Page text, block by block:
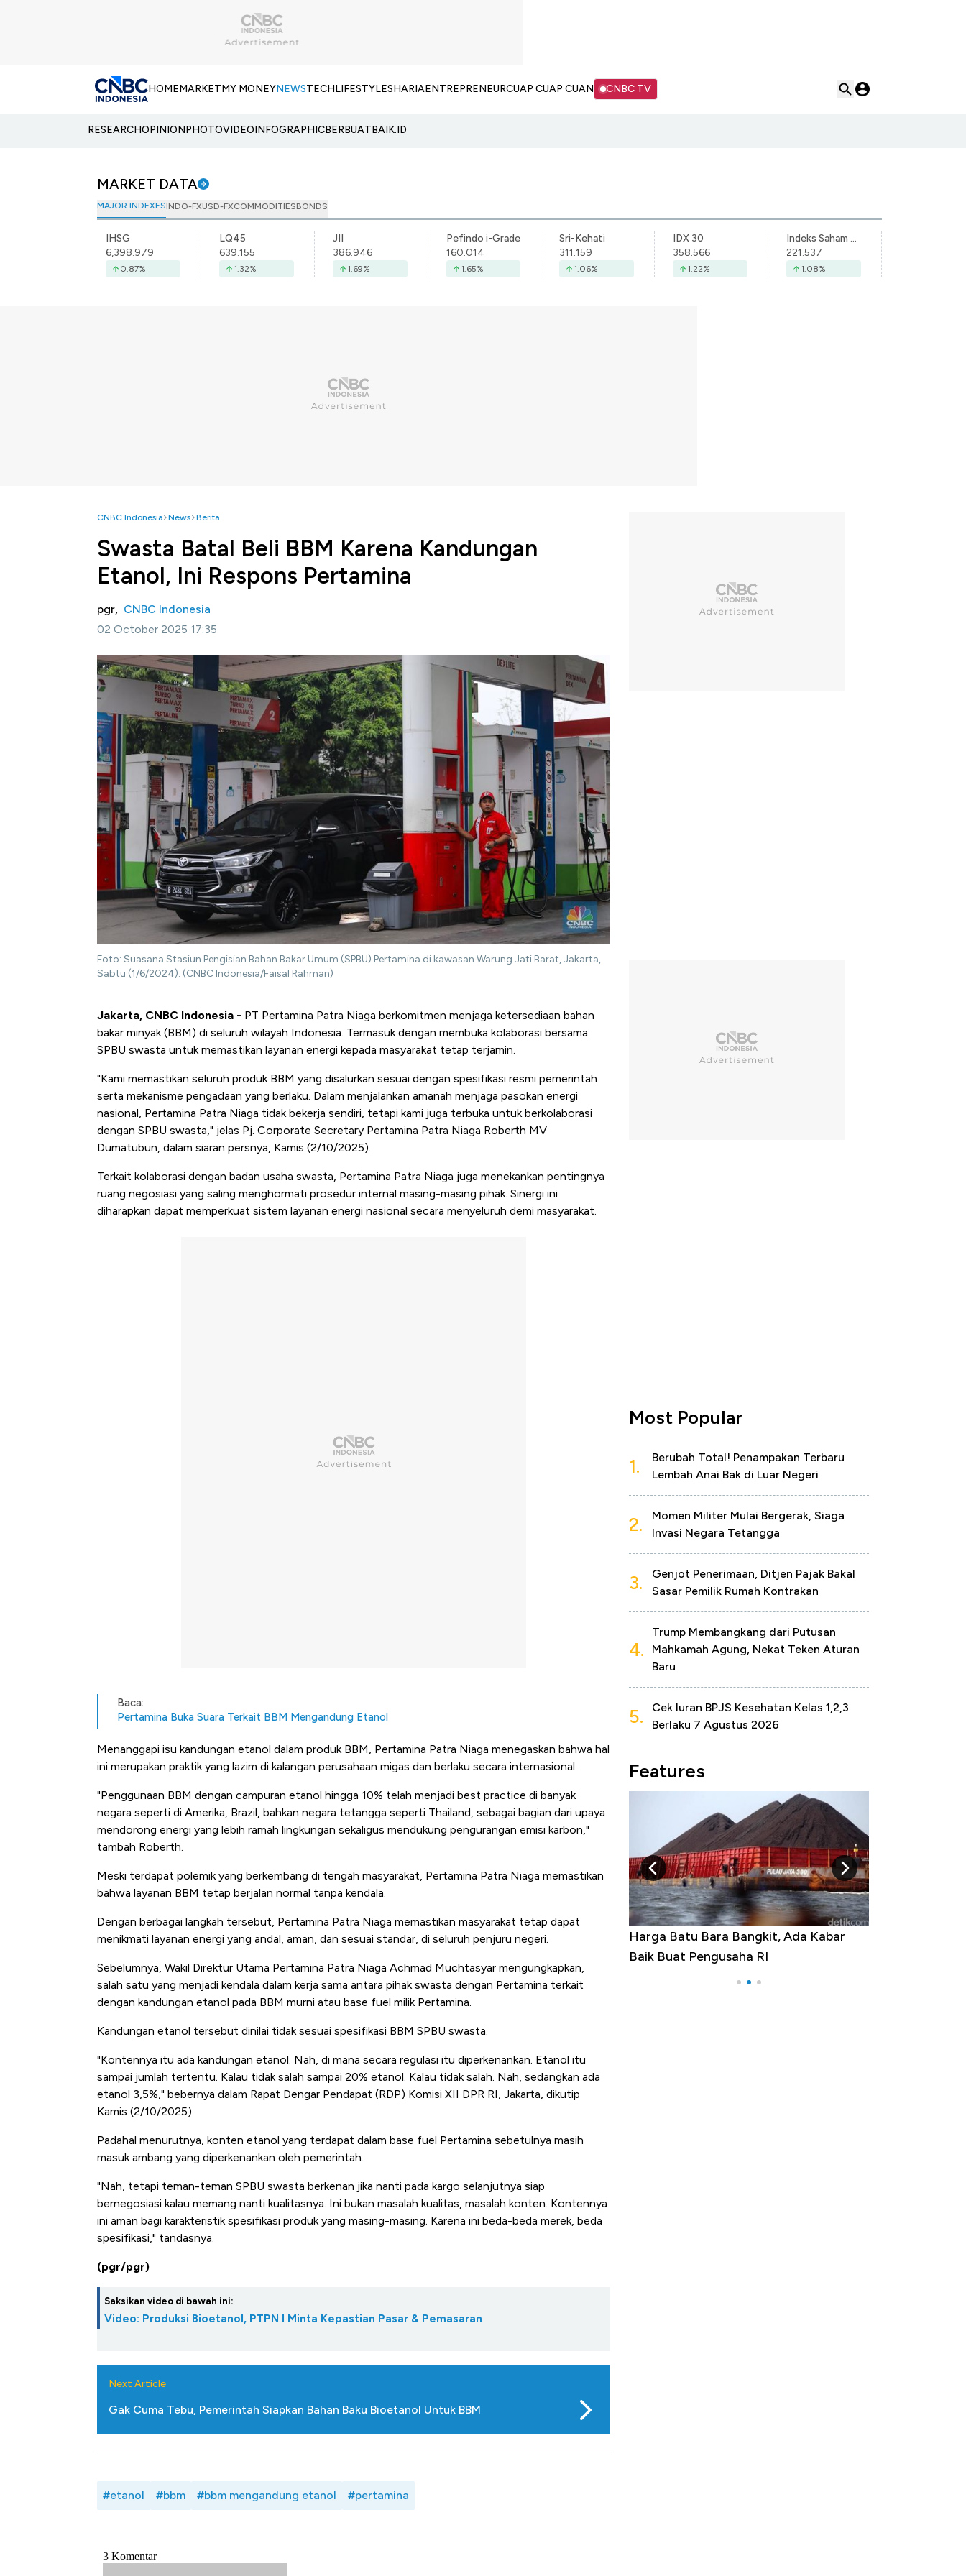
HOMEMARKETMY MONEYNEWSTECHLIFESTYLESHARIAENTREPRENEURCUAP CUAP CUAN CNBC TV
RESEARCHOPINIONPHOTOVIDEOINFOGRAPHICBERBUATBAIK.ID
MARKET DATA
MAJOR INDEXESINDO-FXUSD-FXCOMMODITIESBONDS
IHSG
6,398.979
0.87%
LQ45
639.155
1.32%
JII
386.946
1.69%
Pefindo i-Grade
160.014
1.65%
Sri-Kehati
311.159
1.06%
IDX 30
358.566
1.22%
Indeks Saham Syariah Indonesia
221.537
1.08%
CNBC Indonesia News Berita
Swasta Batal Beli BBM Karena Kandungan
Etanol, Ini Respons Pertamina
pgr, CNBC Indonesia
02 October 2025 17:35
Foto: Suasana Stasiun Pengisian Bahan Bakar Umum (SPBU) Pertamina di kawasan Warung Jati Barat, Jakarta,
Sabtu (1/6/2024). (CNBC Indonesia/Faisal Rahman)
Jakarta, CNBC Indonesia - PT Pertamina Patra Niaga berkomitmen menjaga ketersediaan bahan
bakar minyak (BBM) di seluruh wilayah Indonesia. Termasuk dengan membuka kolaborasi bersama
SPBU swasta untuk memastikan layanan energi kepada masyarakat tetap terjamin.
"Kami memastikan seluruh produk BBM yang disalurkan sesuai dengan spesifikasi resmi pemerintah
serta mekanisme pengadaan yang berlaku. Dalam menjalankan amanah menjaga pasokan energi
nasional, Pertamina Patra Niaga tidak bekerja sendiri, tetapi kami juga terbuka untuk berkolaborasi
dengan SPBU swasta," jelas Pj. Corporate Secretary Pertamina Patra Niaga Roberth MV
Dumatubun, dalam siaran persnya, Kamis (2/10/2025).
Terkait kolaborasi dengan badan usaha swasta, Pertamina Patra Niaga juga menekankan pentingnya
ruang negosiasi yang saling menghormati prosedur internal masing-masing pihak. Sinergi ini
diharapkan dapat memperkuat sistem layanan energi nasional secara menyeluruh demi masyarakat.
Baca:
Pertamina Buka Suara Terkait BBM Mengandung Etanol
Menanggapi isu kandungan etanol dalam produk BBM, Pertamina Patra Niaga menegaskan bahwa hal
ini merupakan praktik yang lazim di kalangan perusahaan migas dan berlaku secara internasional.
"Penggunaan BBM dengan campuran etanol hingga 10% telah menjadi best practice di banyak
negara seperti di Amerika, Brazil, bahkan negara tetangga seperti Thailand, sebagai bagian dari upaya
mendorong energi yang lebih ramah lingkungan sekaligus mendukung pengurangan emisi karbon,"
tambah Roberth.
Meski terdapat polemik yang berkembang di tengah masyarakat, Pertamina Patra Niaga memastikan
bahwa layanan BBM tetap berjalan normal tanpa kendala.
Dengan berbagai langkah tersebut, Pertamina Patra Niaga memastikan masyarakat tetap dapat
menikmati layanan energi yang andal, aman, dan sesuai standar, di seluruh penjuru negeri.
Sebelumnya, Wakil Direktur Utama Pertamina Patra Niaga Achmad Muchtasyar mengungkapkan,
salah satu yang menjadi kendala dalam kerja sama antara pihak swasta dengan Pertamina terkait
dengan kandungan etanol pada BBM murni atau base fuel milik Pertamina.
Kandungan etanol tersebut dinilai tidak sesuai spesifikasi BBM SPBU swasta.
"Kontennya itu ada kandungan etanol. Nah, di mana secara regulasi itu diperkenankan. Etanol itu
sampai jumlah tertentu. Kalau tidak salah sampai 20% etanol. Kalau tidak salah. Nah, sedangkan ada
etanol 3,5%," bebernya dalam Rapat Dengar Pendapat (RDP) Komisi XII DPR RI, Jakarta, dikutip
Kamis (2/10/2025).
Padahal menurutnya, konten etanol yang terdapat dalam base fuel Pertamina sebetulnya masih
masuk ambang yang diperkenankan oleh pemerintah.
"Nah, tetapi teman-teman SPBU swasta berkenan jika nanti pada kargo selanjutnya siap
bernegosiasi kalau memang nanti kualitasnya. Ini bukan masalah kualitas, masalah konten. Kontennya
ini aman bagi karakteristik spesifikasi produk yang masing-masing. Karena ini beda-beda merek, beda
spesifikasi," tandasnya.
(pgr/pgr)
Saksikan video di bawah ini:
Video: Produksi Bioetanol, PTPN I Minta Kepastian Pasar & Pemasaran
Next Article
Gak Cuma Tebu, Pemerintah Siapkan Bahan Baku Bioetanol Untuk BBM
#etanol #bbm #bbm mengandung etanol #pertamina
Most Popular
1.
Berubah Total! Penampakan Terbaru
Lembah Anai Bak di Luar Negeri
2.
Momen Militer Mulai Bergerak, Siaga
Invasi Negara Tetangga
3.
Genjot Penerimaan, Ditjen Pajak Bakal
Sasar Pemilik Rumah Kontrakan
4.
Trump Membangkang dari Putusan
Mahkamah Agung, Nekat Teken Aturan
Baru
5.
Cek Iuran BPJS Kesehatan Kelas 1,2,3
Berlaku 7 Agustus 2026
Features
Ini Kekuatan Uang Embraer Kuasai
Harga Batu Bara Bangkit, Ada Kabar
Baik Buat Pengusaha RI